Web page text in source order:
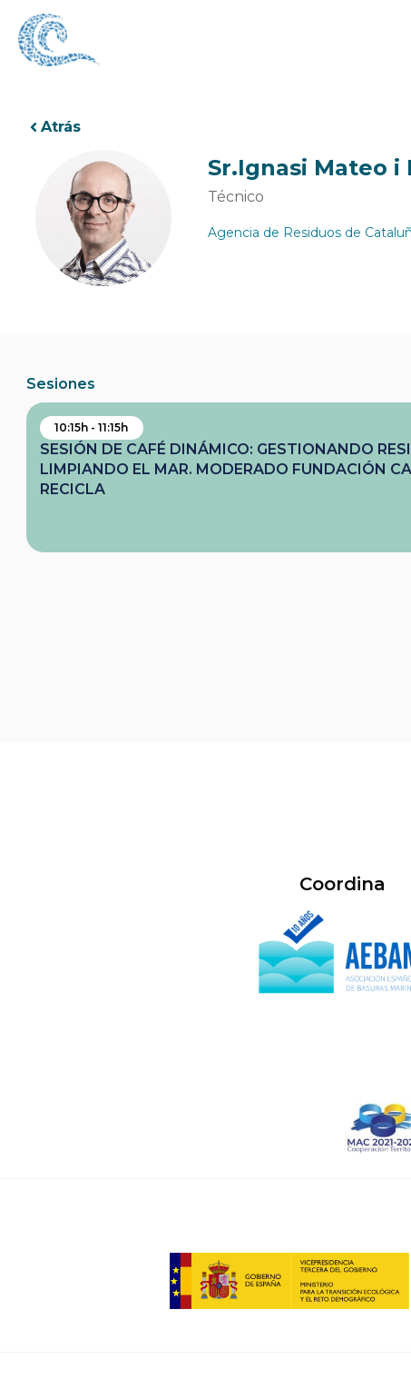
contenido
Atrás
Sr.Ignasi Mateo i
Técnico
Agencia de Residuos de
Sesiones
10:15h - 11:15h
SESIÓN DE CAFÉ DINÁMICO: GESTIONANDO
LIMPIANDO EL MAR. MODERADO FUNDACIÓN
RECICLA
Coordina